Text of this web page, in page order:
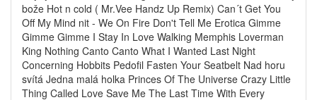
bože Hot n cold ( Mr.Vee Handz Up Remix) Can´t Get You
Off My Mind nit - We On Fire Don't Tell Me Erotica Gimme
Gimme Gimme I Stay In Love Walking Memphis Loverman
King Nothing Canto Canto What I Wanted Last Night
Concerning Hobbits Pedofil Fasten Your Seatbelt Nad horu
svítá Jedna malá holka Princes Of The Universe Crazy Little
Thing Called Love Save Me The Last Time With Every